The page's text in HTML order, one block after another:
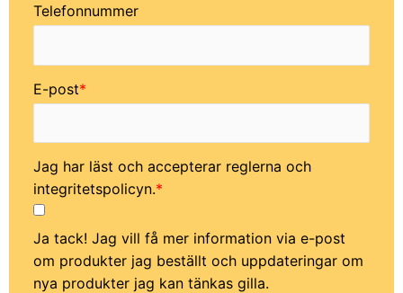
Telefonnummer
E-post
Jag har läst och accepterar reglerna och
integritetspolicyn.
Ja tack! Jag vill få mer information via e-post
om produkter jag beställt och uppdateringar om
nya produkter jag kan tänkas gilla.